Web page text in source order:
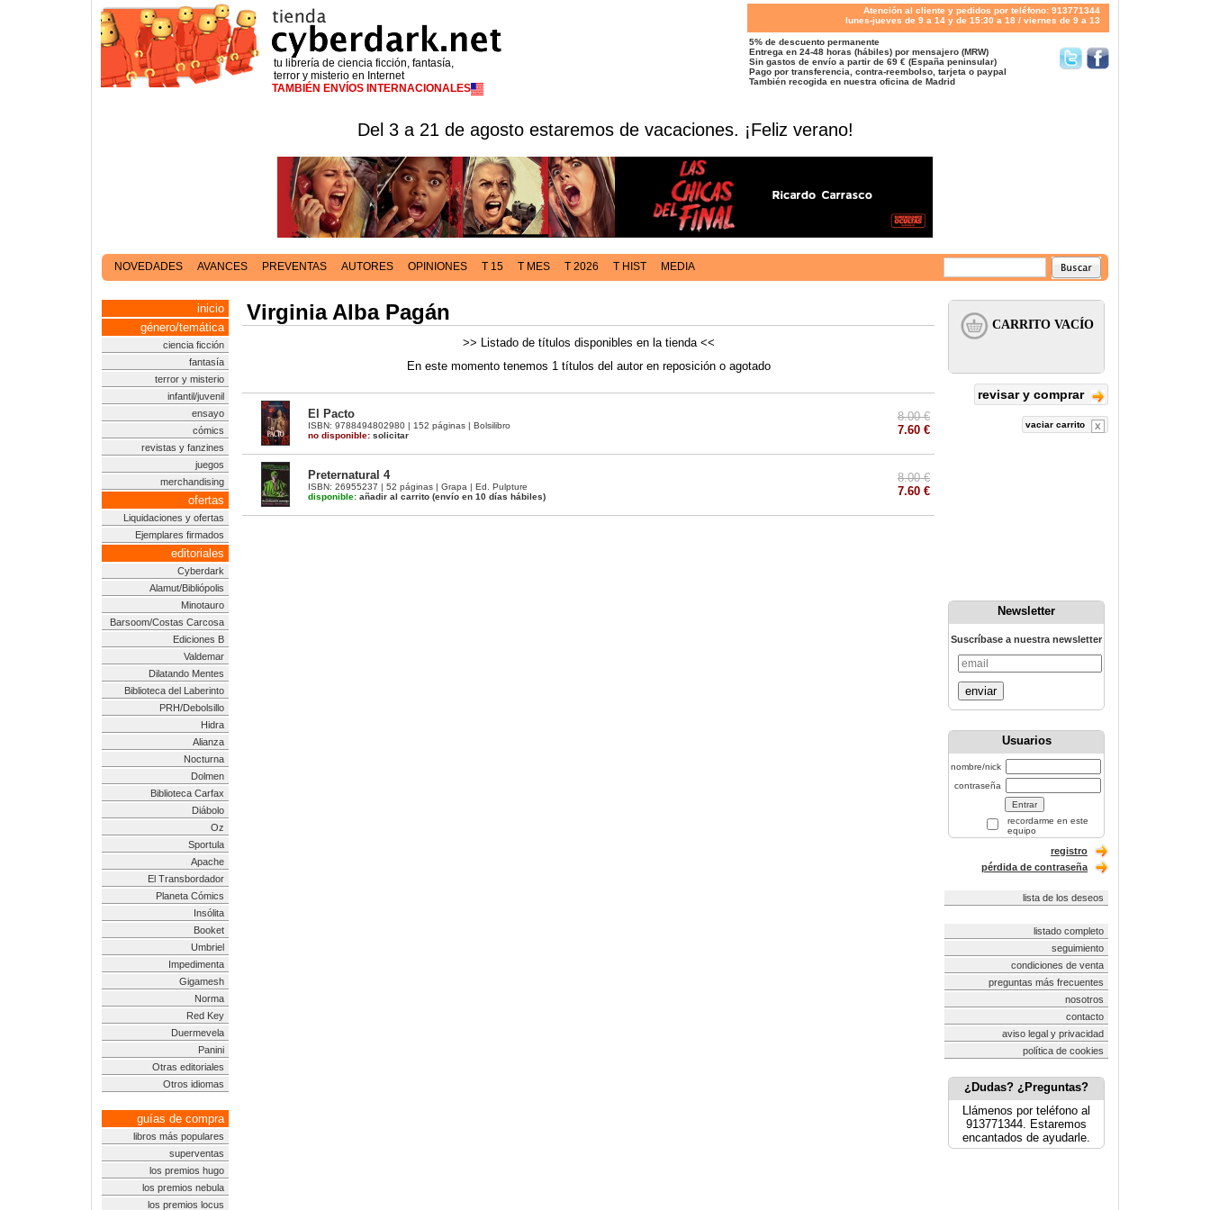
tu librería de ciencia ficción, fantasía,
terror y misterio en Internet
TAMBIÉN ENVÍOS INTERNACIONALES
Atención al cliente y pedidos por teléfono: 913771344
lunes-jueves de 9 a 14 y de 15:30 a 18 / viernes de 9 a 13
5% de descuento permanente
Entrega en 24-48 horas (hábiles) por mensajero (MRW)
Sin gastos de envío a partir de 69 € (España peninsular)
Pago por transferencia, contra-reembolso, tarjeta o paypal
También recogida en nuestra oficina de Madrid
Del 3 a 21 de agosto estaremos de vacaciones. ¡Feliz verano!
NOVEDADES AVANCES PREVENTAS AUTORES OPINIONES T 15 T MES T 2026 T HIST MEDIA
inicio
género/temática
ciencia ficción
fantasía
terror y misterio
infantil/juvenil
ensayo
cómics
revistas y fanzines
juegos
merchandising
ofertas
Liquidaciones y ofertas
Ejemplares firmados
editoriales
Cyberdark
Alamut/Bibliópolis
Minotauro
Barsoom/Costas Carcosa
Ediciones B
Valdemar
Dilatando Mentes
Biblioteca del Laberinto
PRH/Debolsillo
Hidra
Alianza
Nocturna
Dolmen
Biblioteca Carfax
Diábolo
Oz
Sportula
Apache
El Transbordador
Planeta Cómics
Insólita
Booket
Umbriel
Impedimenta
Gigamesh
Norma
Red Key
Duermevela
Panini
Otras editoriales
Otros idiomas
guías de compra
libros más populares
superventas
los premios hugo
los premios nebula
los premios locus
Virginia Alba Pagán
>> Listado de títulos disponibles en la tienda <<
En este momento tenemos 1 títulos del autor en reposición o agotado
El Pacto
ISBN: 9788494802980 | 152 páginas | Bolsilibro
no disponible: solicitar
8.00 €
7.60 €
Preternatural 4
ISBN: 26955237 | 52 páginas | Grapa | Ed. Pulpture
disponible: añadir al carrito (envío en 10 días hábiles)
8.00 €
7.60 €
revisar y comprar
vaciar carrito
Newsletter
Suscríbase a nuestra newsletter
enviar
Usuarios
nombre/nick
contraseña
recordarme en este
equipo
registro
pérdida de contraseña
lista de los deseos
listado completo
seguimiento
condiciones de venta
preguntas más frecuentes
nosotros
contacto
aviso legal y privacidad
política de cookies
¿Dudas? ¿Preguntas?
Llámenos por teléfono al
913771344. Estaremos
encantados de ayudarle.